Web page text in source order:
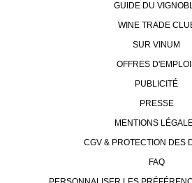
GUIDE DU
WINE TRADE
SUR VINUM
OFFRES
PUBLICITÉ
PRESSE
MENTIONS
CGV & PROTECTION DES
FAQ